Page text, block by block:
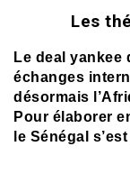
Les
Le deal yankee
échanges
désormais
Pour élaborer
le Sénégal